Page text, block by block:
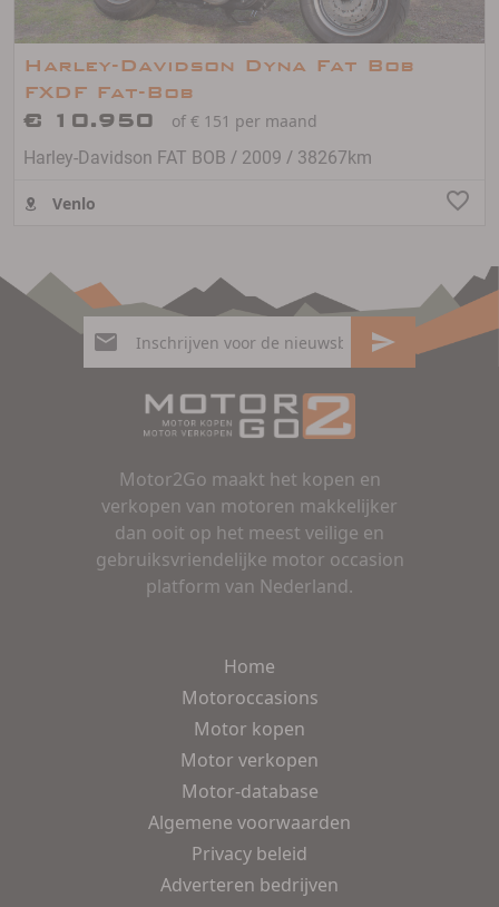
Harley-Davidson Dyna Fat Bob
FXDF Fat-Bob
€ 10.950
of € 151 per maand
Harley-Davidson FAT BOB / 2009 / 38267km
Venlo
Motor2Go maakt het kopen en
verkopen van motoren makkelijker
dan ooit op het meest veilige en
gebruiksvriendelijke motor occasion
platform van Nederland.
Home
Motoroccasions
Motor kopen
Motor verkopen
Motor-database
Algemene voorwaarden
Privacy beleid
Adverteren bedrijven